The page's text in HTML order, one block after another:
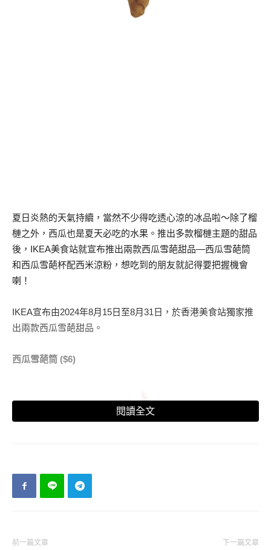
夏日炎熱的天氣持續，當然不少得吃透心涼的冰品啦～除了榴
槤之外，西瓜也是夏天必吃的水果。推出多款榴槤主題的甜品
後，IKEA美食站就宣布推出兩款西瓜雪葩甜品—西瓜雪葩筒
和西瓜雪葩杯配西米涼粉，想吃到的朋友就記得要把握機會
喇！
IKEA宣布由2024年8月15日至8月31日，於香港美食站獨家推
出兩款西瓜雪葩甜品。
西瓜雪葩筒 ($6)
閱讀全文
前一篇文章 下一篇文章